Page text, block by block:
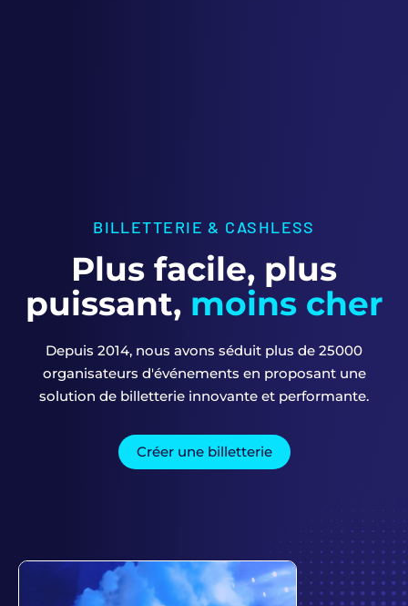
BILLETTERIE & CASHLESS
Plus facile, plus
puissant, moins cher
Depuis 2014, nous avons séduit plus de 25000
organisateurs d'événements en proposant une
solution de billetterie innovante et performante.
Créer une billetterie